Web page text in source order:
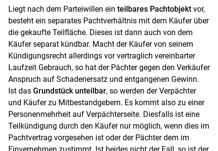
Liegt nach dem Parteiwillen ein teilbares Pachtobjektvor,
besteht ein separates Pachtverhältnis mit dem Käufer über
die gekaufte Teilfläche. Dieses ist dann auch von dem
Käufer separat kündbar. Macht der Käufer von seinem
Kündigungsrecht allerdings vor vertraglich vereinbarter
Laufzeit Gebrauch, so hat der Pächter gegen den Verkäufer
Anspruch auf Schadenersatz und entgangenen Gewinn.
Ist das Grundstück unteilbar, so werden der Verpächter
und Käufer zu Mitbestandgebern. Es kommt also zu einer
Personenmehrheit auf Verpächterseite. Diesfalls ist eine
Teilkündigung durch den Käufer nur möglich, wenn dies im
Pachtvertrag vorgesehen ist oder der Pächter dem im
Einvernehmen zustimmt. Ist beides nicht der Fall, so ist der